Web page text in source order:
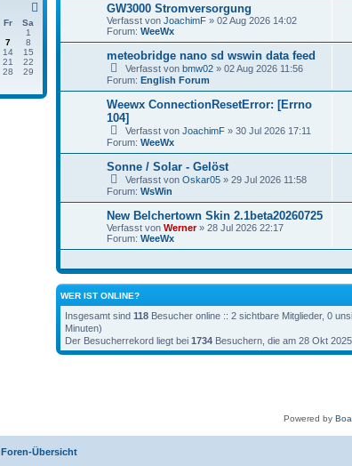
GW3000 Stromversorgung
Verfasst von JoachimF » 02 Aug 2026 14:02
Forum: WeeWx
meteobridge nano sd wswin data feed
Verfasst von bmw02 » 02 Aug 2026 11:56
Forum: English Forum
Weewx ConnectionResetError: [Errno
104]
Verfasst von JoachimF » 30 Jul 2026 17:11
Forum: WeeWx
Sonne / Solar - Gelöst
Verfasst von Oskar05 » 29 Jul 2026 11:58
Forum: WsWin
New Belchertown Skin 2.1beta20260725
Verfasst von Werner» 28 Jul 2026 22:17
Forum: WeeWx
WER IST ONLINE?
Insgesamt sind 118 Besucher online :: 2 sichtbare Mitglieder, 0
Minuten)
Der Besucherrekord liegt bei 1734 Besuchern, die am 28 Okt
Fr
Sa
1
7
8
14
15
21
22
28
29
Powered by
Foren-Übersicht